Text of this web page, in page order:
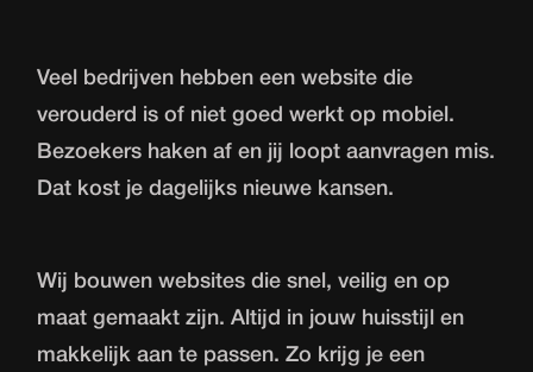
Veel bedrijven hebben een website die
verouderd is of niet goed werkt op mobiel.
Bezoekers haken af en jij loopt aanvragen mis.
Dat kost je dagelijks nieuwe kansen.
Wij bouwen websites die snel, veilig en op
maat gemaakt zijn. Altijd in jouw huisstijl en
makkelijk aan te passen. Zo krijg je een